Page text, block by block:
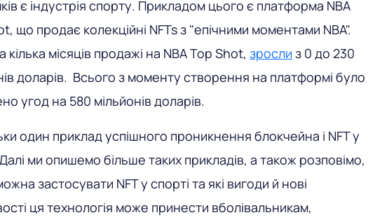
є індустрія спорту. Прикладом цього є платформа NBA
що продає колекційні NFTs з "епічними моментами NBA".
місяців продажі на NBA Top Shot, зросли з 0 до 230
доларів. Всього з моменту створення на платформі було
угод на 580 мільйонів доларів.
один приклад успішного проникнення блокчейна і NFT у
ми опишемо більше таких прикладів, а також розповімо,
застосувати NFT у спорті та які вигоди й нові
ця технологія може принести вболівальникам,